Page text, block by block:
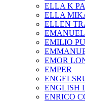
ELLA K
ELLA
ELLEN
EMILIO
EMOR
EMPER
ENGLISH
ENRICO